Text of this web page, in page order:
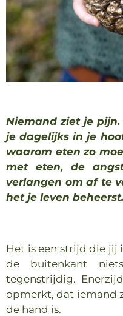
Niemand ziet je
je dagelijks in je
waarom eten zo
met eten, de
verlangen om af te
het je leven beheerst.
Het is een strijd die jij
de buitenkant
tegenstrijdig.
opmerkt, dat iemand
de hand is.